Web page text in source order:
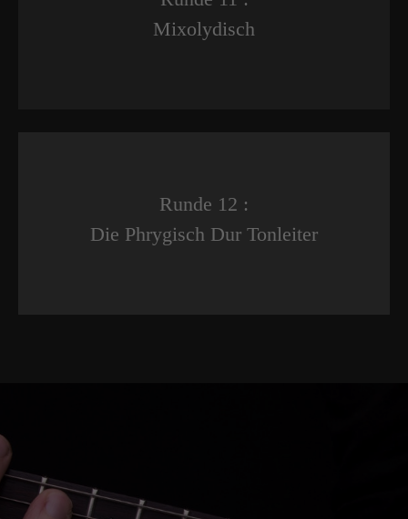
Mixolydisch
Runde 12 :
Die Phrygisch Dur Tonleiter